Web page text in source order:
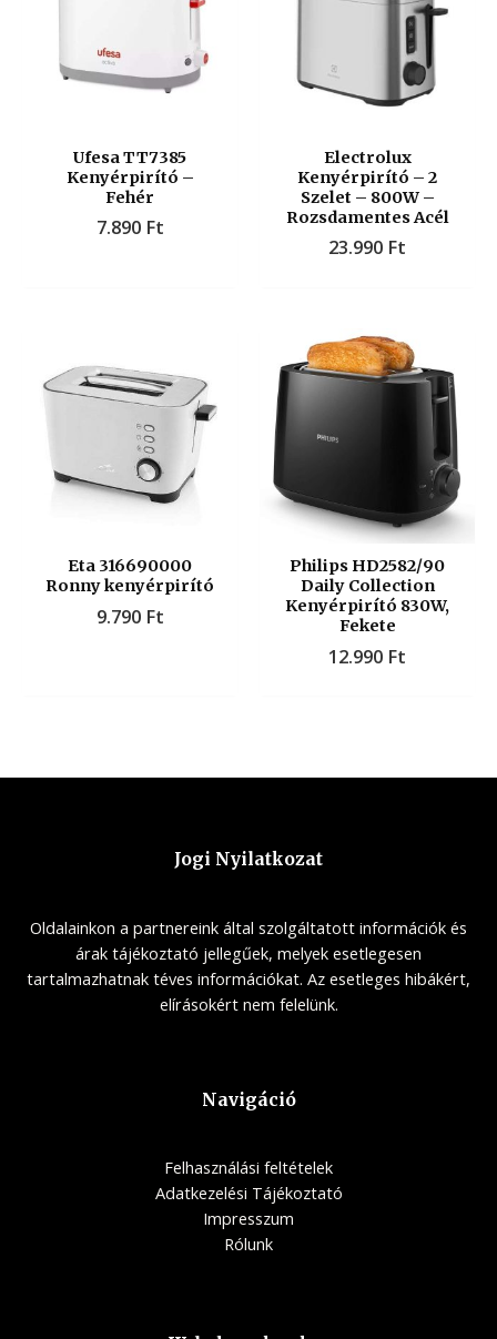
Ufesa TT7385
Kenyérpirító –
Fehér
7.890 Ft
Electrolux
Kenyérpirító – 2
Szelet – 800W –
Rozsdamentes Acél
23.990 Ft
Eta 316690000
Ronny kenyérpirító
9.790 Ft
Philips HD2582/90
Daily Collection
Kenyérpirító 830W,
Fekete
12.990 Ft
Jogi Nyilatkozat
Oldalainkon a partnereink által szolgáltatott információk és
árak tájékoztató jellegűek, melyek esetlegesen
tartalmazhatnak téves információkat. Az esetleges hibákért,
elírásokért nem felelünk.
Navigáció
Felhasználási feltételek
Adatkezelési Tájékoztató
Impresszum
Rólunk